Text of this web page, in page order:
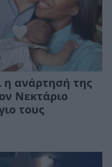
η ανάρτησή της
Νεκτάριο
τους